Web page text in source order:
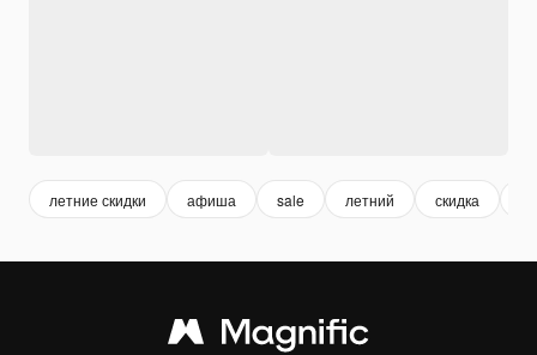
летние скидки афиша sale летний скидка